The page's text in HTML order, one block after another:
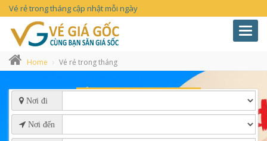
Vé rẻ trong tháng cập nhật mỗi ngày
Home Vé rẻ trong tháng
Nơi đi
Nơi đến